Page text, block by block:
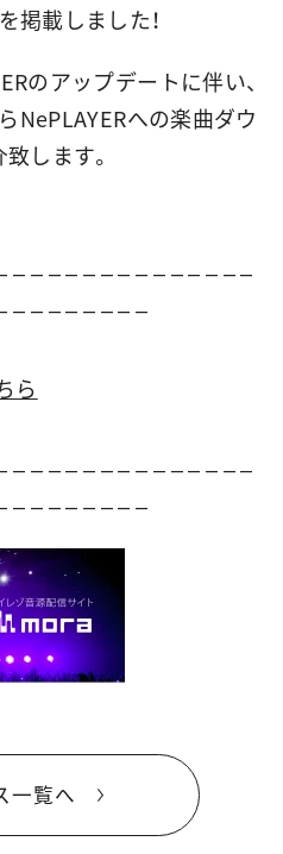
掲載しました！
のアップデートに伴い、
NePLAYERへの楽曲ダウ
します。
– – – – – – – – – – – – – –
– – – – – – – –
ら
– – – – – – – – – – – – – –
– – – – – – – –
一覧へ